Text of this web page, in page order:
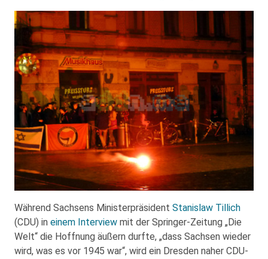
Während Sachsens Ministerpräsident Stanislaw Tillich
(CDU) in einem Interview mit der Springer-Zeitung „Die
Welt“ die Hoffnung äußern durfte, „dass Sachsen wieder
wird, was es vor 1945 war“, wird ein Dresden naher CDU-